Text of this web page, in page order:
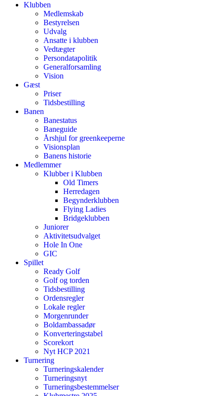
Klubben
Medlemskab
Bestyrelsen
Udvalg
Ansatte i klubben
Vedtægter
Persondatapolitik
Generalforsamling
Vision
Gæst
Priser
Tidsbestilling
Banen
Banestatus
Baneguide
Årshjul for greenkeeperne
Visionsplan
Banens historie
Medlemmer
Klubber i Klubben
Old Timers
Herredagen
Begynderklubben
Flying Ladies
Bridgeklubben
Juniorer
Aktivitetsudvalget
Hole In One
GIC
Spillet
Ready Golf
Golf og torden
Tidsbestilling
Ordensregler
Lokale regler
Morgenrunder
Boldambassadør
Konverteringstabel
Scorekort
Nyt HCP 2021
Turnering
Turneringskalender
Turneringsnyt
Turneringsbestemmelser